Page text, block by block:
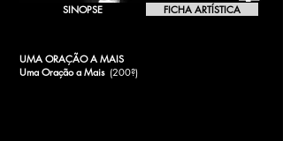
SINOPSE FICHA ARTÍSTICA
UMA ORAÇÃO A MAIS
Uma Oração a Mais (200?)